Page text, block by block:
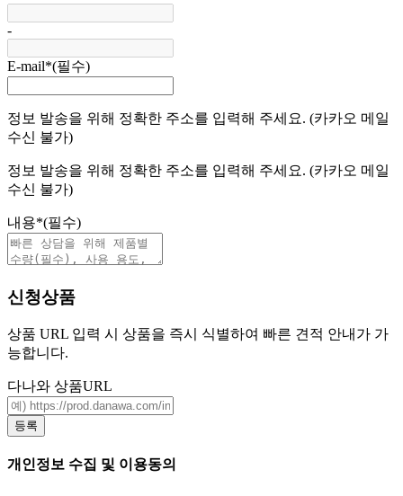
-
E-mail*(필수)
정보 발송을 위해 정확한 주소를 입력해 주세요. (카카오 메일
수신 불가)
정보 발송을 위해 정확한 주소를 입력해 주세요. (카카오 메일
수신 불가)
내용*(필수)
신청상품
상품 URL 입력 시 상품을 즉시 식별하여 빠른 견적 안내가 가
능합니다.
다나와 상품URL
등록
개인정보 수집 및 이용동의